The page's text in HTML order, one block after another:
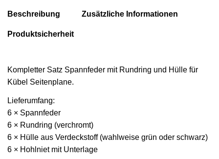
Beschreibung Zusätzliche Informationen
Produktsicherheit
Kompletter Satz Spannfeder mit Rundring und Hülle für
Kübel Seitenplane.
Lieferumfang:
6 × Spannfeder
6 × Rundring (verchromt)
6 × Hülle aus Verdeckstoff (wahlweise grün oder schwarz)
6 × Hohlniet mit Unterlage